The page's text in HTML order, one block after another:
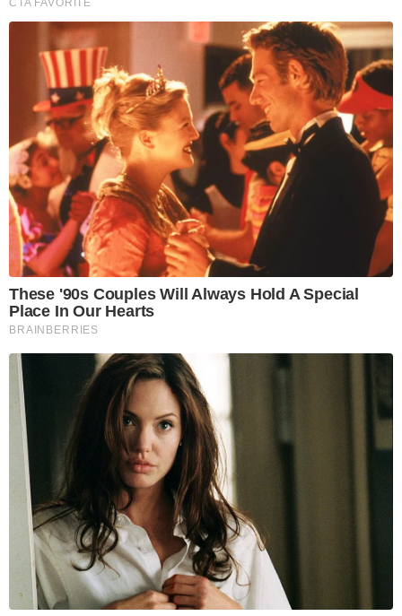
CTA FAVORITE
These '90s Couples Will Always Hold A Special
Place In Our Hearts
BRAINBERRIES